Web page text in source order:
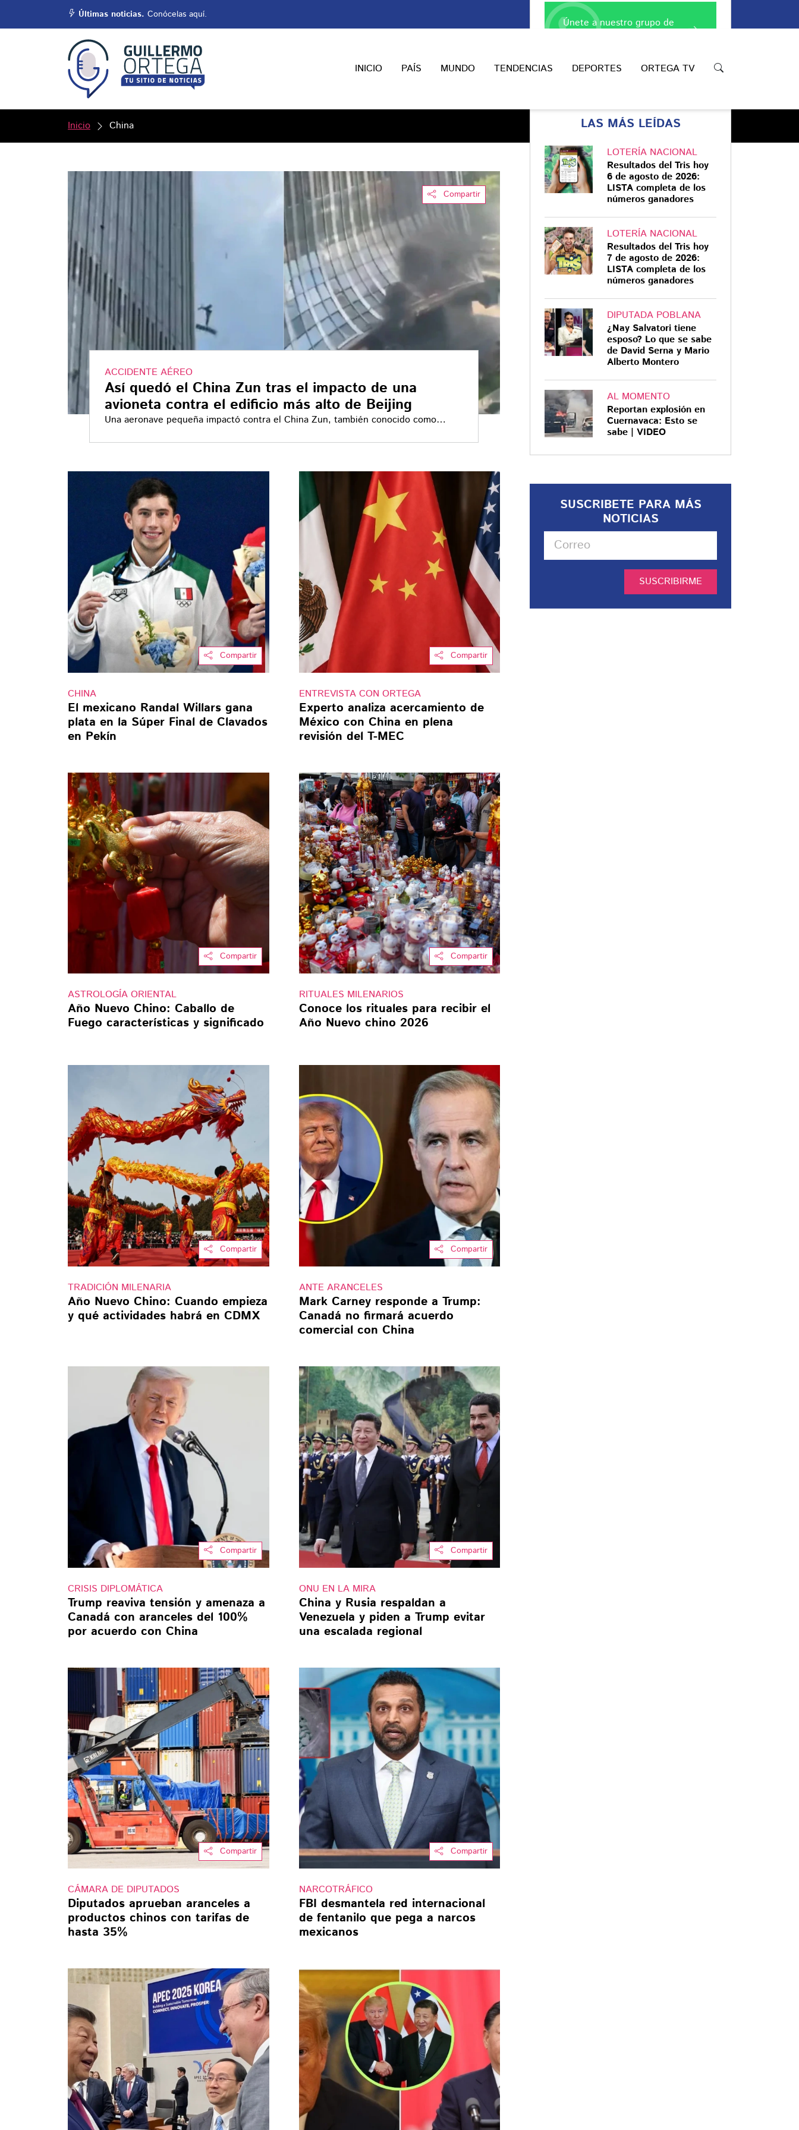
Últimas noticias. Conócelas aquí.
INICIO PAÍS MUNDO TENDENCIAS DEPORTES ORTEGA TV
Inicio China
Compartir
ACCIDENTE AÉREO
Así quedó el China Zun tras el impacto de una
avioneta contra el edificio más alto de Beijing
Una aeronave pequeña impactó contra el China Zun, también conocido como
Compartir
CRISIS MINERA
Tragedia en China:
explosión en mina de
carbón deja al menos
90 muertos en Shanxi
La explosión ya es considerado el
peor accidente minero en más de
Compartir
CHINA
El mexicano Randal Willars gana
plata en la Súper Final de Clavados
en Pekín
Compartir
ENTREVISTA CON ORTEGA
Experto analiza acercamiento de
México con China en plena
revisión del T-MEC
Compartir
ASTROLOGÍA ORIENTAL
Año Nuevo Chino: Caballo de
Fuego características y significado
Compartir
RITUALES MILENARIOS
Conoce los rituales para recibir el
Año Nuevo chino 2026
Compartir
TRADICIÓN MILENARIA
Año Nuevo Chino: Cuando empieza
y qué actividades habrá en CDMX
Compartir
ANTE ARANCELES
Mark Carney responde a Trump:
Canadá no firmará acuerdo
comercial con China
Compartir
CRISIS DIPLOMÁTICA
Trump reaviva tensión y amenaza a
Canadá con aranceles del 100%
por acuerdo con China
Compartir
ONU EN LA MIRA
China y Rusia respaldan a
Venezuela y piden a Trump evitar
una escalada regional
Compartir
CÁMARA DE DIPUTADOS
Diputados aprueban aranceles a
productos chinos con tarifas de
hasta 35%
Compartir
NARCOTRÁFICO
FBI desmantela red internacional
de fentanilo que pega a narcos
mexicanos
Únete a nuestro grupo de
LAS MÁS LEÍDAS
LOTERÍA NACIONAL
Resultados del Tris hoy
6 de agosto de 2026:
LISTA completa de los
números ganadores
LOTERÍA NACIONAL
Resultados del Tris hoy
7 de agosto de 2026:
LISTA completa de los
números ganadores
DIPUTADA POBLANA
¿Nay Salvatori tiene
esposo? Lo que se sabe
de David Serna y Mario
Alberto Montero
AL MOMENTO
Reportan explosión en
Cuernavaca: Esto se
sabe | VIDEO
SUSCRIBETE PARA MÁS
NOTICIAS
SUSCRIBIRME